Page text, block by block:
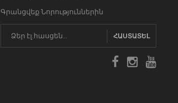
Գրանցվեք Նորություններին
ՀԱՍՏԱՏԵԼ